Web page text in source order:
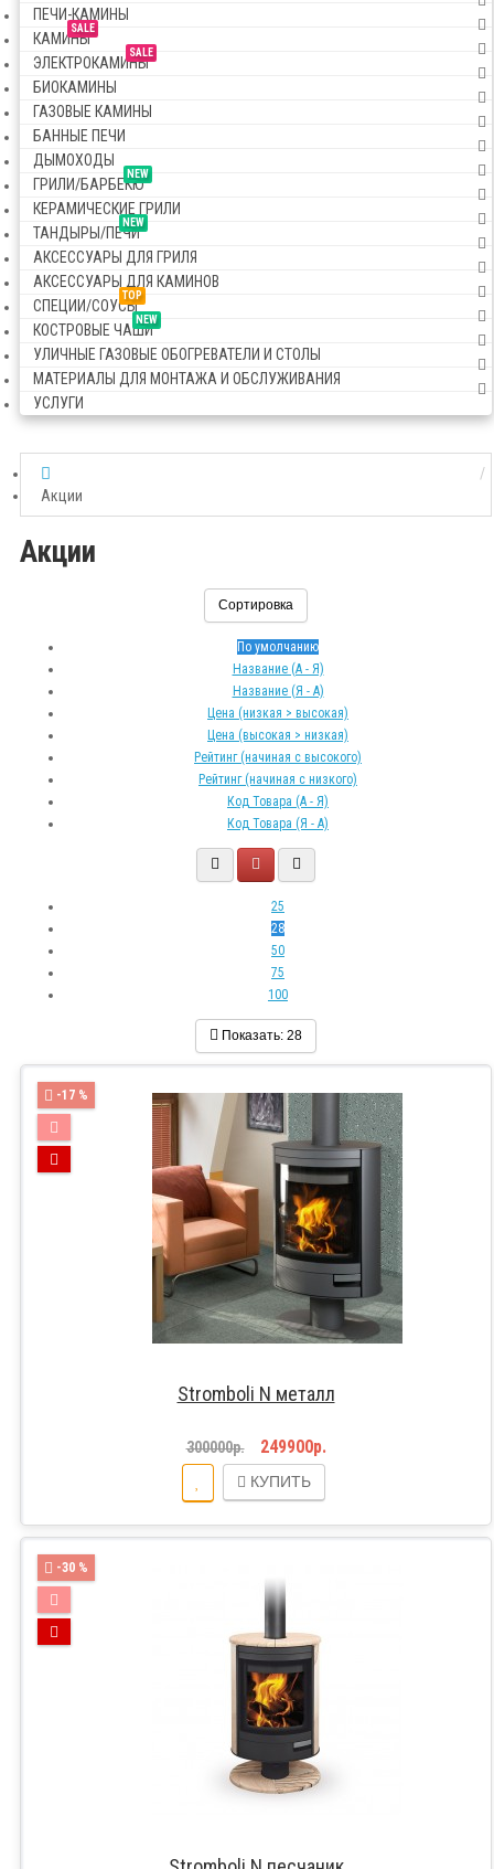
ПЕЧИ-КАМИНЫ
SALE
КАМИНЫ
SALE
ЭЛЕКТРОКАМИНЫ
БИОКАМИНЫ
ГАЗОВЫЕ КАМИНЫ
БАННЫЕ ПЕЧИ
ДЫМОХОДЫ
NEW
ГРИЛИ/БАРБЕКЮ
КЕРАМИЧЕСКИЕ ГРИЛИ
NEW
ТАНДЫРЫ/ПЕЧИ
АКСЕССУАРЫ ДЛЯ ГРИЛЯ
АКСЕССУАРЫ ДЛЯ КАМИНОВ
TOP
СПЕЦИИ/СОУСЫ
NEW
КОСТРОВЫЕ ЧАШИ
УЛИЧНЫЕ ГАЗОВЫЕ ОБОГРЕВАТЕЛИ И СТОЛЫ
МАТЕРИАЛЫ ДЛЯ МОНТАЖА И ОБСЛУЖИВАНИЯ
УСЛУГИ
Акции
Акции
Сортировка
По умолчанию
Название (А - Я)
Название (Я - А)
Цена (низкая > высокая)
Цена (высокая > низкая)
Рейтинг (начиная с высокого)
Рейтинг (начиная с низкого)
Код Товара (А - Я)
Код Товара (Я - А)
25
28
50
75
100
Показать: 28
-17 %
Stromboli N металл
300000р. 249900р.
КУПИТЬ
-30 %